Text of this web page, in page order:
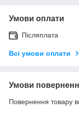
Умови оплати
Післяплата
Всі умови оплати
Умови
Повернення товару